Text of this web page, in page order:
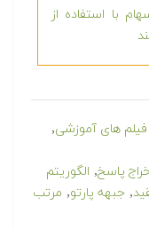
با استفاده از
فیلم های آموزشی,
پاسخ, الگوریتم
, جبهه پارتو, مرتب